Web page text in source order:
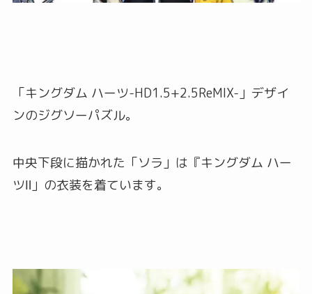
「キングダム ハーツ-HD1.5+2.5ReMIX-」デザイ
ンのジグソーパズル。
中央下段に描かれた「ソラ」は『キングダム ハー
ツⅡ」の衣装を着ています。